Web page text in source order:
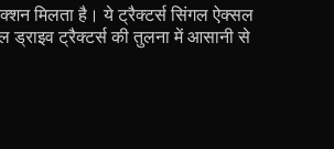
मिलता है। ये ट्रैक्टर्स सिंगल ऐक्सल
ड्राइव ट्रैक्टर्स की तुलना में आसानी से